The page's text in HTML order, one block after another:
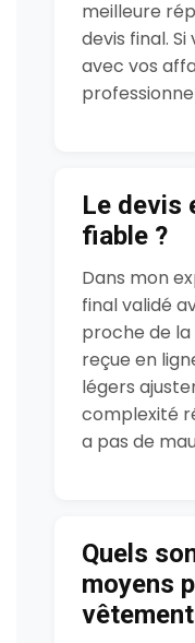
meilleure
devis final.
avec vos
Le devis
fiable ?
Dans mon
final validé
proche de
reçue en
légers
complexité
a pas de
Quels
moyens